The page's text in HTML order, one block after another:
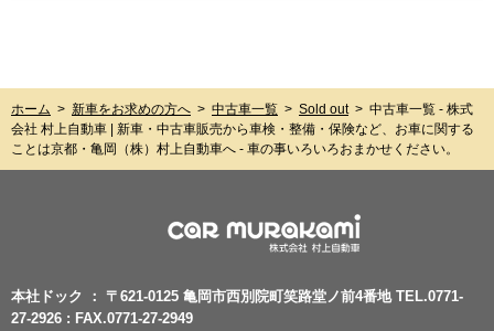
ホーム > 新車をお求めの方へ > 中古車一覧 > Sold out> 中古車一覧 - 株式
会社 村上自動車 | 新車・中古車販売から車検・整備・保険など、お車に関する
ことは京都・亀岡（株）村上自動車へ - 車の事いろいろおまかせください。
本社ドック ： 〒621-0125 亀岡市西別院町笑路堂ノ前4番地 TEL.0771-
27-2926 : FAX.0771-27-2949